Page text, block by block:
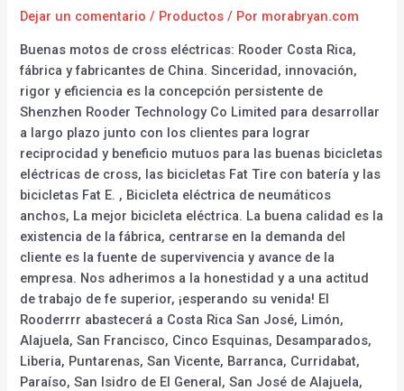
Dejar un comentario / Productos / Por morabryan.com
Buenas motos de cross eléctricas: Rooder Costa Rica,
fábrica y fabricantes de China. Sinceridad, innovación,
rigor y eficiencia es la concepción persistente de
Shenzhen Rooder Technology Co Limited para desarrollar
a largo plazo junto con los clientes para lograr
reciprocidad y beneficio mutuos para las buenas bicicletas
eléctricas de cross, las bicicletas Fat Tire con batería y las
bicicletas Fat E. , Bicicleta eléctrica de neumáticos
anchos, La mejor bicicleta eléctrica. La buena calidad es la
existencia de la fábrica, centrarse en la demanda del
cliente es la fuente de supervivencia y avance de la
empresa. Nos adherimos a la honestidad y a una actitud
de trabajo de fe superior, ¡esperando su venida! El
Rooderrrr abastecerá a Costa Rica San José, Limón,
Alajuela, San Francisco, Cinco Esquinas, Desamparados,
Liberia, Puntarenas, San Vicente, Barranca, Curridabat,
Paraíso, San Isidro de El General, San José de Alajuela,